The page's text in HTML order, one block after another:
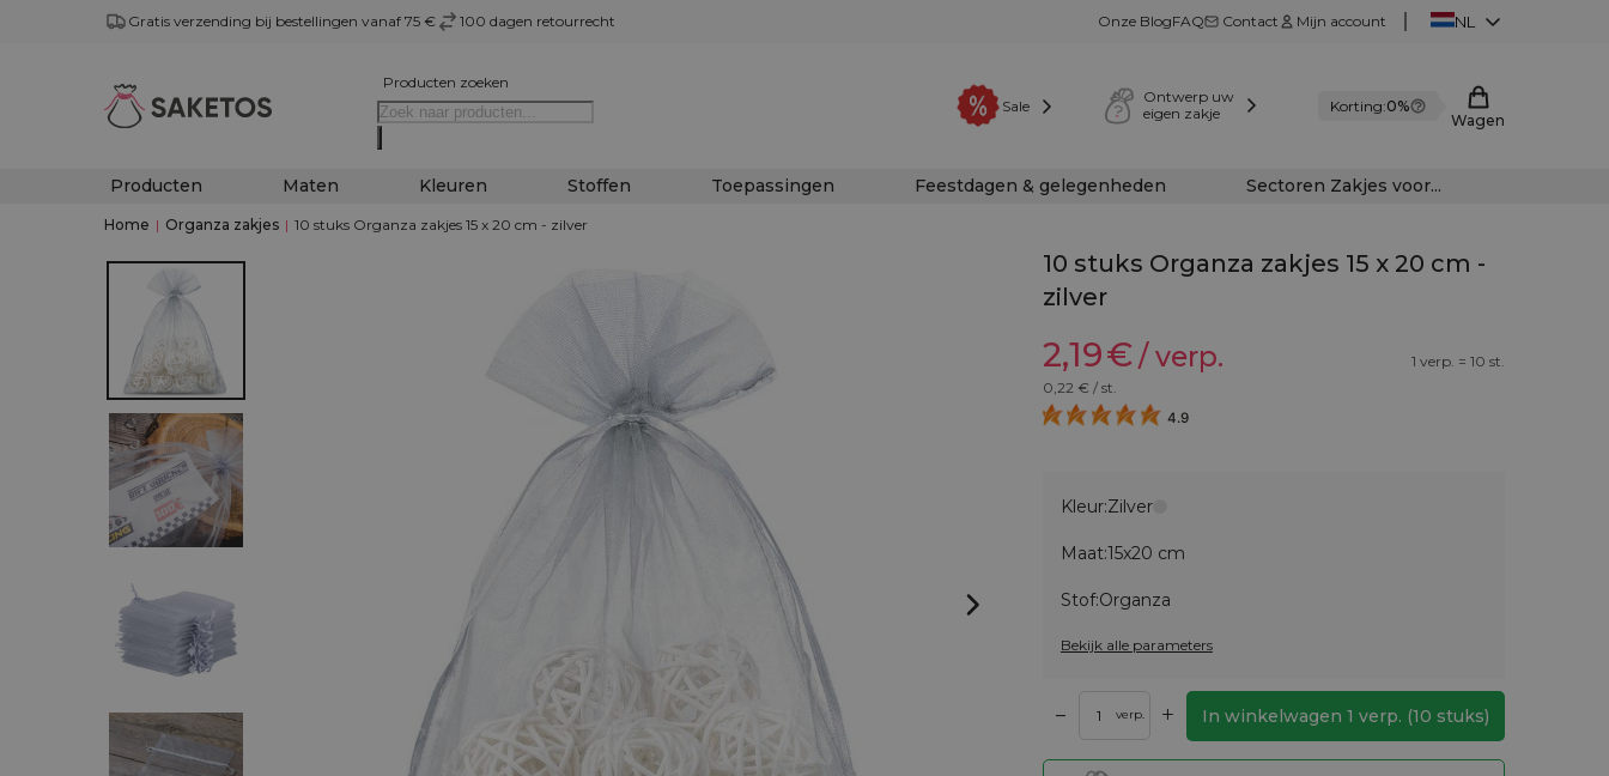
Gratis verzending bij bestellingen vanaf 75 € 100 dagen retourrecht Onze BlogFAQ Contact Mijn account NL
Producten zoeken
Sale
Ontwerp uw
eigen zakje
Korting:0%
Wagen
Producten Maten Kleuren Stoffen Toepassingen Feestdagen & gelegenheden Sectoren Zakjes voor...
Home | Organza zakjes | 10 stuks Organza zakjes 15 x 20 cm - zilver
10 stuks Organza zakjes 15 x 20 cm -
zilver
2,19€/ verp.
1 verp. = 10 st.
0,22€ / st.
4.9
Kleur:Zilver
Maat:15x20 cm
Stof:Organza
Bekijk alle parameters
– verp. + In winkelwagen 1 verp. (10 stuks)